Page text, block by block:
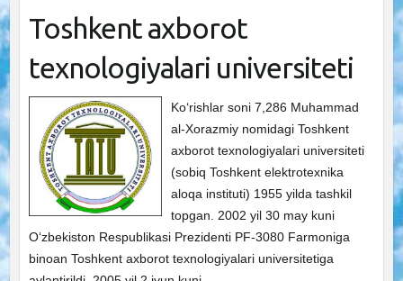
Toshkent axborot
texnologiyalari universiteti
Ko‘rishlar soni 7,286 Muhammad
al-Xorazmiy nomidagi Toshkent
axborot texnologiyalari universiteti
(sobiq Toshkent elektrotexnika
aloqa instituti) 1955 yilda tashkil
topgan. 2002 yil 30 may kuni
O‘zbekiston Respublikasi Prezidenti PF-3080 Farmoniga
binoan Toshkent axborot texnologiyalari universitetiga